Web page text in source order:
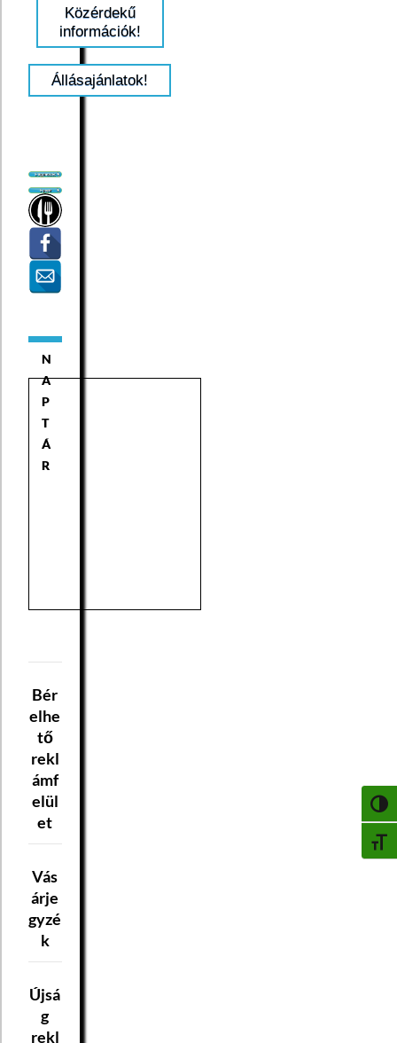
Közérdekű
információk!
Állásajánlatok!
N
A
P
T
Á
R
Bér
elhe
tő
rekl
ámf
elül
et
Vás
árje
gyzé
k
Újsá
g
rekl